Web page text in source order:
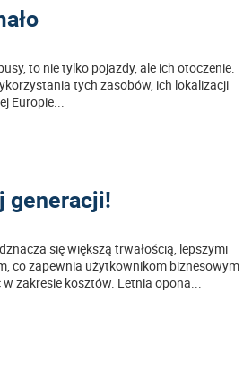
to nie tylko pojazdy, ale ich otoczenie.
tych zasobów, ich lokalizacji
Europie
generacji!
się większą trwałością, lepszymi
co zapewnia użytkownikom biznesowym
zakresie kosztów. Letnia opona